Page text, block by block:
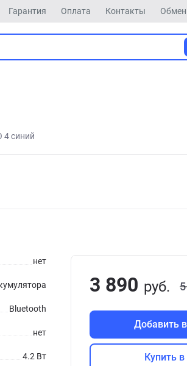
Гарантия Оплата Контакты Обмен
4 синий
нет
Bluetooth
нет
4.2 Вт
3 890 руб.
Добавить
Купить